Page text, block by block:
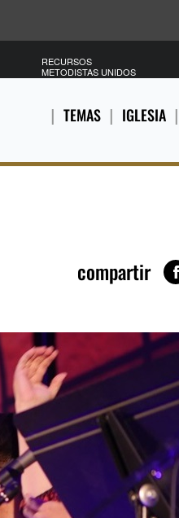
TEMAS IGLESIA
RECURSOS
METODISTAS UNIDOS
compartir